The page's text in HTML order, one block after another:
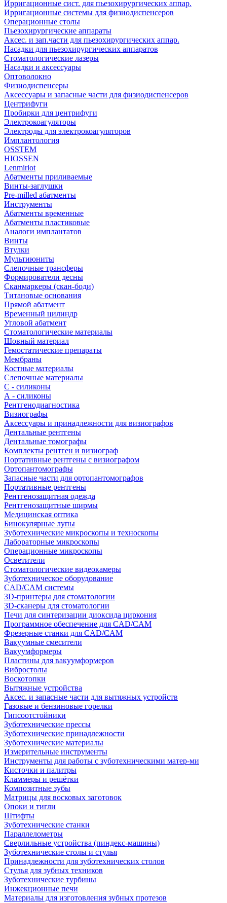
Ирригационные сист. для пьезохирургических аппар.
Ирригационные системы для физиодиспенсеров
Операционные столы
Пьезохирургические аппараты
Аксес. и зап.части для пьезохирургических аппар.
Насадки для пьезохирургических аппаратов
Стоматологические лазеры
Насадки и аксессуары
Оптоволокно
Физиодиспенсеры
Аксессуары и запасные части для физиодиспенсеров
Центрифуги
Пробирки для центрифуги
Электрокоагуляторы
Электроды для электрокоагуляторов
Имплантология
OSSTEM
HIOSSEN
Lenmiriot
Абатменты приливаемые
Винты-заглушки
Pre-milled абатменты
Инструменты
Абатменты временные
Абатменты пластиковые
Аналоги имплантатов
Винты
Втулки
Мультиюниты
Слепочные трансферы
Формирователи десны
Сканмаркеры (скан-боди)
Титановые основания
Прямой абатмент
Временный цилиндр
Угловой абатмент
Стоматологические материалы
Шовный материал
Гемостатические препараты
Мембраны
Костные материалы
Слепочные материалы
C - силиконы
А - силиконы
Рентгенодиагностика
Визиографы
Аксессуары и принадлежности для визиографов
Дентальные рентгены
Дентальные томографы
Комплекты рентген и визиограф
Портативные рентгены с визиографом
Ортопантомографы
Запасные части для ортопантомографов
Портативные рентгены
Рентгенозащитная одежда
Рентгенозащитные ширмы
Медицинская оптика
Бинокулярные лупы
Зуботехнические микроскопы и техноскопы
Лабораторные микроскопы
Операционные микроскопы
Осветители
Стоматологические видеокамеры
Зуботехническое оборудование
CAD/CAM системы
3D-принтеры для стоматологии
3D-сканеры для стоматологии
Печи для синтеризации диоксида циркония
Программное обеспечение для CAD/CAM
Фрезерные станки для CAD/CAM
Вакуумные смесители
Вакуумформеры
Пластины для вакуумформеров
Вибростолы
Воскотопки
Вытяжные устройства
Аксес. и запасные части для вытяжных устройств
Газовые и бензиновые горелки
Гипсоотстойники
Зуботехнические прессы
Зуботехнические принадлежности
Зуботехнические материалы
Измерительные инструменты
Инструменты для работы с зуботехническими матер-ми
Кисточки и палитры
Кламмеры и решётки
Композитные зубы
Матрицы для восковых заготовок
Опоки и тигли
Штифты
Зуботехнические станки
Параллелометры
Сверлильные устройства (пиндекс-машины)
Зуботехнические столы и стулья
Принадлежности для зуботехнических столов
Стулья для зубных техников
Зуботехнические турбины
Инжекционные печи
Материалы для изготовления зубных протезов